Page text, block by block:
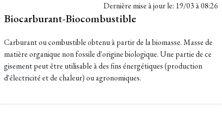
Dernière mise à jour le: 19/03 à 08:26
Biocarburant-Biocombustible
Carburant ou combustible obtenu à partir de la biomasse. Masse de
matière organique non fossile d'origine biologique. Une partie de ce
gisement peut être utilisable à des fins énergétiques (production
d'électricité et de chaleur) ou agronomiques.